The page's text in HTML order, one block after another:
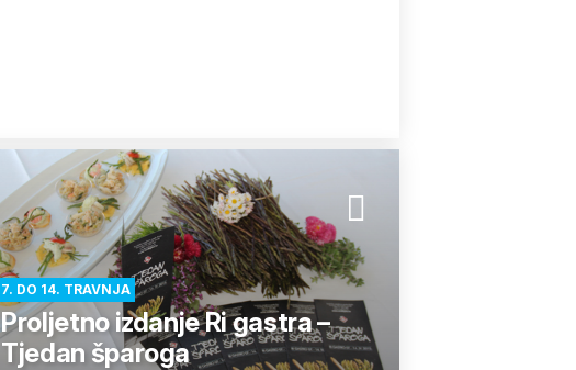
7. DO 14. TRAVNJA
Proljetno izdanje Ri gastra –
Tjedan šparoga